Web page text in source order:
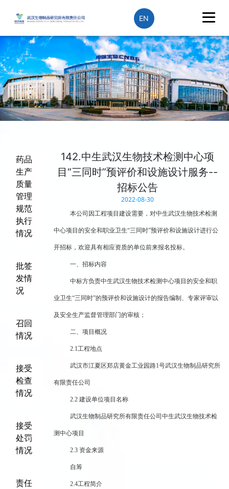
EN
药品
生产
质量
管理
规范
执行
情况
批签
发情
况
召回
情况
接受
检查
情况
接受
处罚
情况
责任
142.中生武汉生物技术检测中心项
目“三同时”预评价和设施设计服务--
招标公告
2022-08-30
本公司因工程项目建设需要，对中生武汉生物技术检测
中心项目的安全和职业卫生“三同时”预评价和设施设计进行公
开招标，欢迎具有相应资质的单位前来报名投标。
一、招标内容
中标方负责中生武汉生物技术检测中心项目的安全和职
业卫生“三同时”的预评价和设施设计的报告编制、专家评审以
及安全生产监督管理部门的审核；
二、项目概况
2.1工程地点
武汉市江夏区郑店黄金工业园路1号武汉生物制品研究所
有限责任公司
2.2 建设单位项目名称
武汉生物制品研究所有限责任公司中生武汉生物技术检
测中心项目
2.3 资金来源
自筹
2.4工程简介